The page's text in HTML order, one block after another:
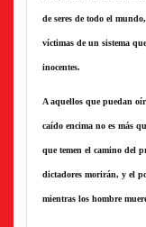
de seres de todo el
víctimas de un sistema
inocentes.
A aquellos que puedan
caído encima no es más
que temen el camino del
dictadores morirán, y el
mientras los hombre